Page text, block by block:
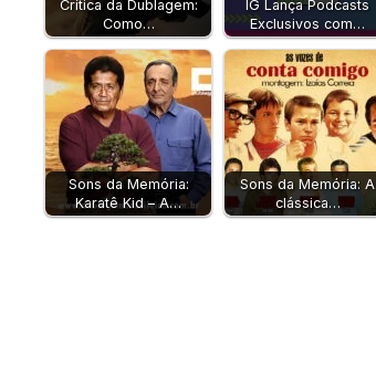
Crítica da Dublagem:
Como…
IG Lança Podcasts
Exclusivos com…
Sons da Memória:
Karatê Kid – A…
Sons da Memória: A
clássica…